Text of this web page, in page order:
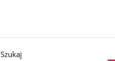
Szukaj